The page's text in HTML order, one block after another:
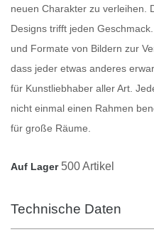
neuen Charakter zu verleihen.
Designs trifft jeden
und Formate von Bildern zur
dass jeder etwas anderes
für Kunstliebhaber aller Art.
nicht einmal einen Rahmen
für große Räume.
Auf Lager 500 Artikel
Technische Daten